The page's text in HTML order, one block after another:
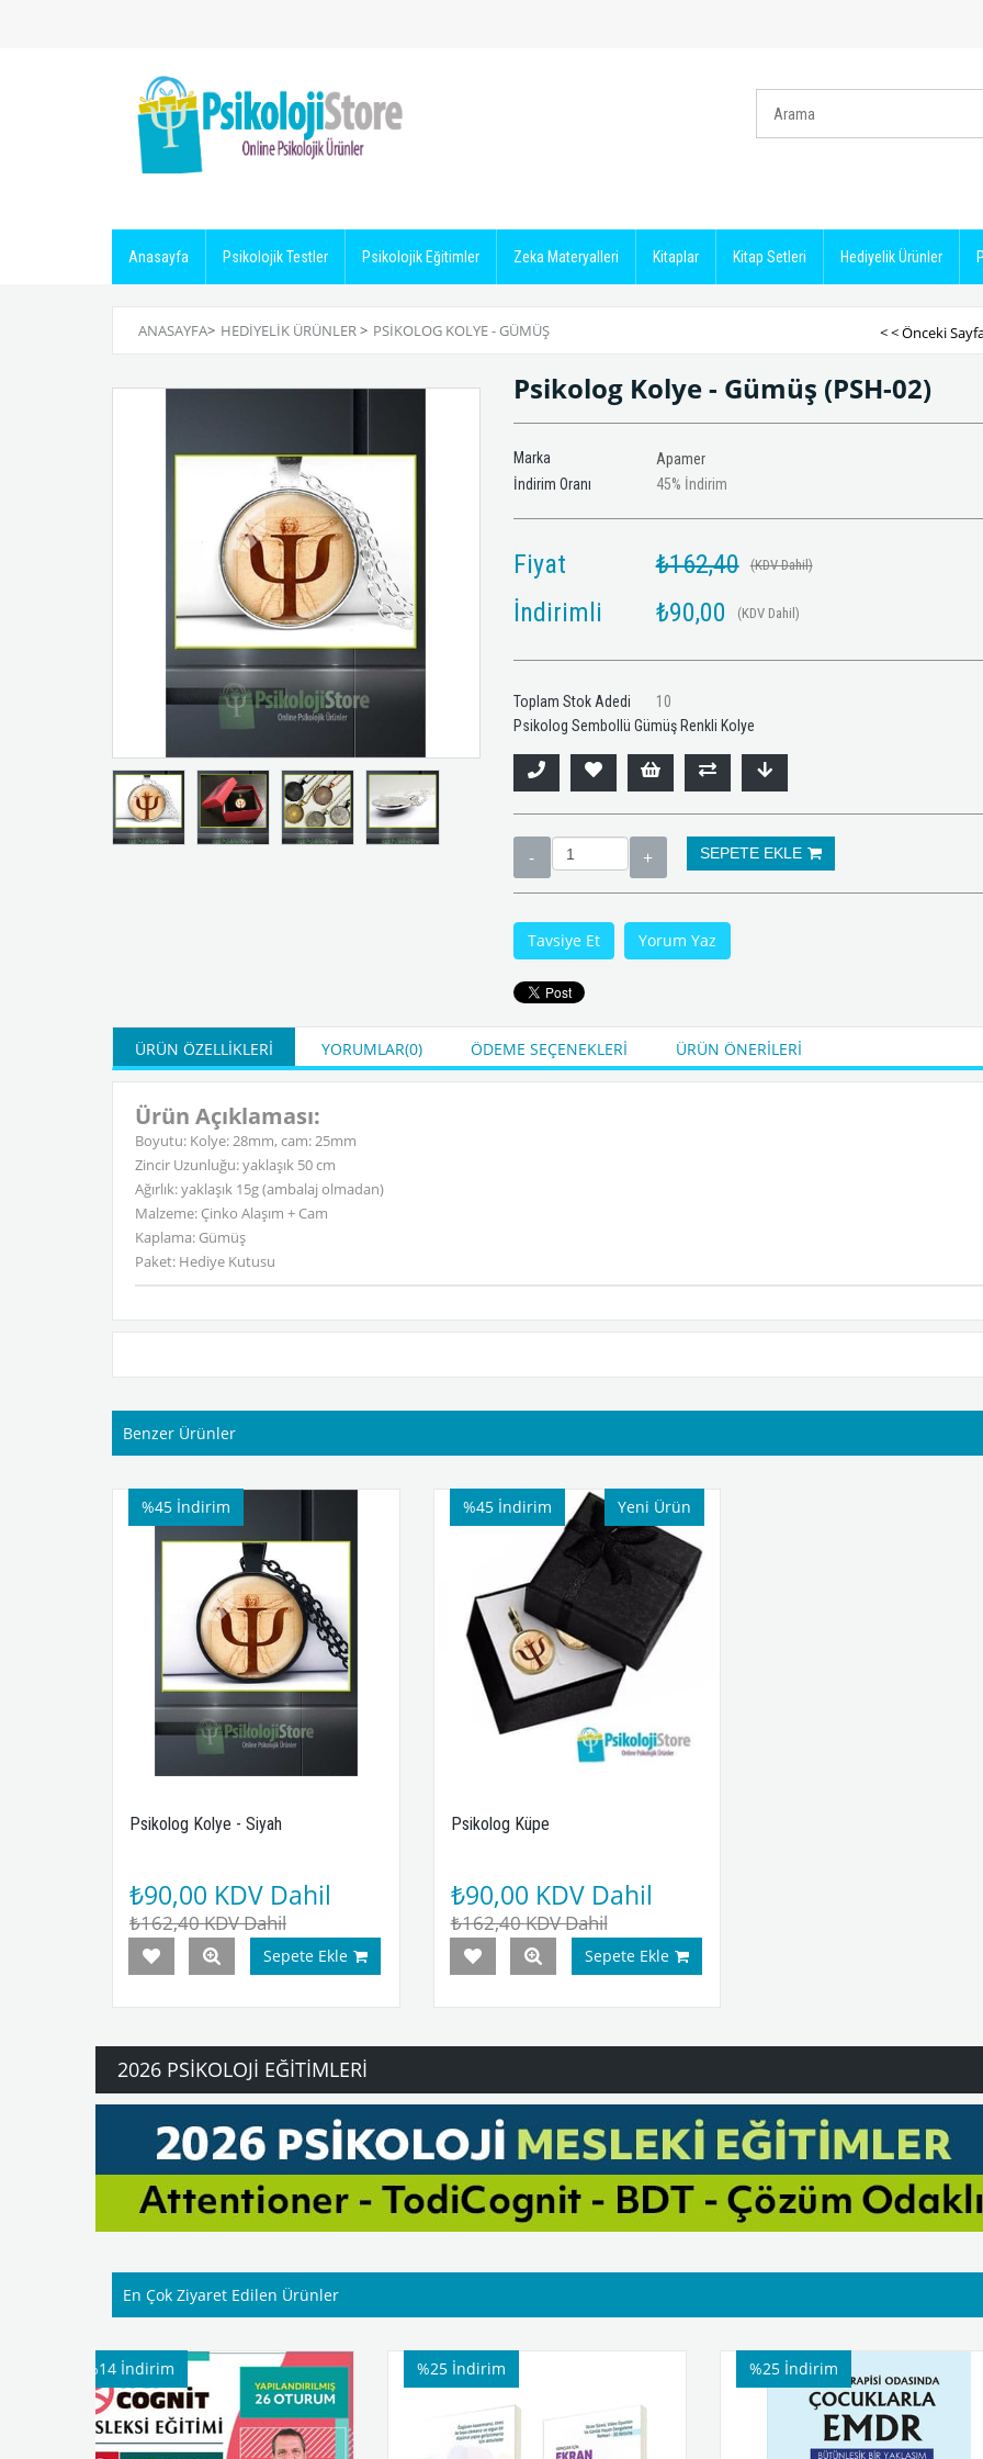
Anasayfa Psikolojik Testler Psikolojik Eğitimler Zeka Materyalleri Kitaplar Kitap Setleri Hediyelik Ürünler
ANASAYFA> HEDIYELIK ÜRÜNLER> PSIKOLOG KOLYE - GÜMÜŞ < < Önceki
Psikolog Kolye - Gümüş (PSH-02)
Marka
Apamer
İndirim Oranı
%
45 İndirim
Fiyat ₺162,40 (KDV Dahil)
İndirimli ₺90,00 (KDV Dahil)
Toplam Stok Adedi
10
Psikolog Sembollü Gümüş Renkli Kolye
Tavsiye Et Yorum Yaz
ÜRÜN ÖZELLIKLERI YORUMLAR(0) ÖDEME SEÇENEKLERI ÜRÜN ÖNERILERI
Ürün Açıklaması:
Boyutu: Kolye: 28mm, cam: 25mm
Zincir Uzunluğu: yaklaşık 50 cm
Ağırlık: yaklaşık 15g (ambalaj olmadan)
Malzeme: Çinko Alaşım + Cam
Kaplama: Gümüş
Paket: Hediye Kutusu
Benzer Ürünler
Psikolog Kolye - Siyah
₺90,00 KDV Dahil
₺162,40KDV Dahil
Sepete Ekle
%45 İndirim
Psikolog Küpe
₺90,00 KDV Dahil
₺162,40KDV Dahil
Sepete Ekle
%45 İndirim Yeni Ürün
2026 PSIKOLOJI EĞITIMLERI
En Çok Ziyaret Edilen Ürünler
%25 İndirim
todi COGNİT Disleksi Eğitimi
₺24.900,00KDV
Dahil
₺28.884,00
İndirim